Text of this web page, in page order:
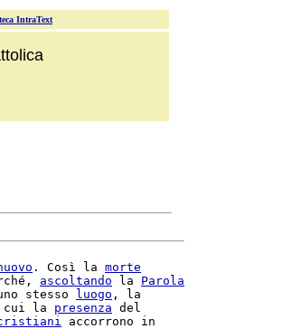
IntraText
. Così la morte
ascoltando la Parola
stesso luogo , la
la presenza del